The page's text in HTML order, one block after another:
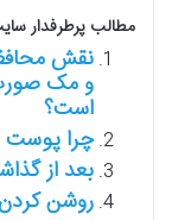
مطالب پرطرفدار
نقش
و مک
است؟
چرا
بعد از
روشن